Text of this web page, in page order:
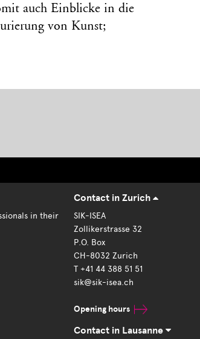
auch Einblicke in die
von Kunst;
in their
Contact in Zurich
SIK-ISEA
Zollikerstrasse 32
P.O. Box
CH-8032 Zurich
T +41 44 388 51 51
sik@sik-isea.ch
Opening hours
Contact in Lausanne